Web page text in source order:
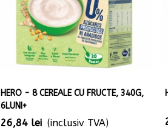
HERO - 8 CEREALE CU FRUCTE, 340G,
6LUNI+
26,84 lei (inclusiv TVA)